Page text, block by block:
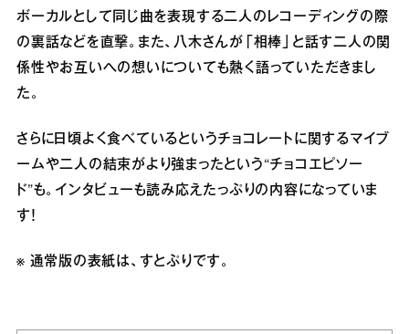
ボーカルとして同じ曲を表現する二人のレコーディングの際
の裏話などを直撃。また、八木さんが「相棒」と話す二人の関
係性やお互いへの想いについても熱く語っていただきまし
た。
さらに日頃よく食べているというチョコレートに関するマイブ
ームや二人の結束がより強まったという“チョコエピソー
ド”も。インタビューも読み応えたっぷりの内容になっていま
す！
※ 通常版の表紙は、すとぷりです。